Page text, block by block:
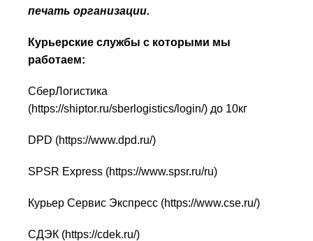
печать организации.
Курьерские службы с которыми мы
работаем:
СберЛогистика
(https://shiptor.ru/sberlogistics/login/) до 10кг
DPD (https://www.dpd.ru/)
SPSR Express (https://www.spsr.ru/ru)
Курьер Сервис Экспресс (https://www.cse.ru/)
СДЭК (https://cdek.ru/)